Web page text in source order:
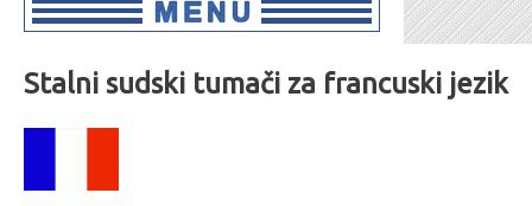
Stalni sudski tumači za francuski jezik